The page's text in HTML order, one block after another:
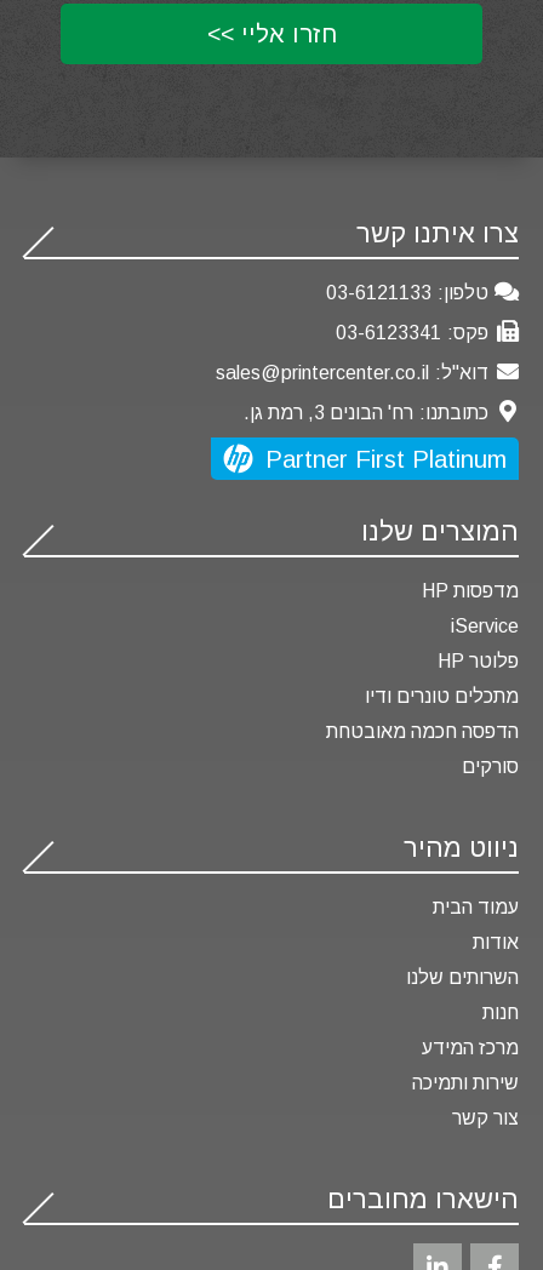
צרו איתנו קשר
טלפון: 03-6121133
פקס:
03-6123341
דוא"ל: sales@printercenter.co.il
כתובתנו: רח' הבונים 3, רמת גן.
Partner First Platinum
המוצרים שלנו
מדפסות HP
iService
פלוטר HP
מתכלים טונרים ודיו
הדפסה חכמה מאובטחת
סורקים
ניווט מהיר
עמוד הבית
אודות
השרותים שלנו
חנות
מרכז המידע
שירות ותמיכה
צור קשר
הישארו מחוברים